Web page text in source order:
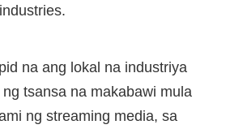
na ang lokal na industriya
tsansa na makabawi mula
ng streaming media, sa